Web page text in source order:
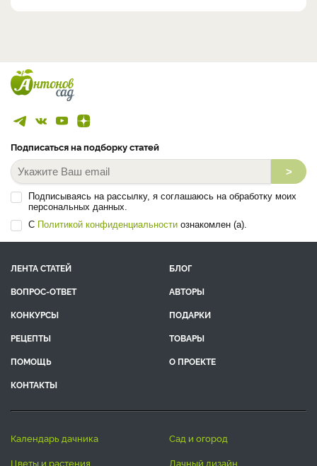
Подписаться на подборку статей
>
Подписываясь на рассылку, я соглашаюсь на обработку моих
персональных данных.
С Политикой конфиденциальности ознакомлен (а).
ЛЕНТА СТАТЕЙ
БЛОГ
ВОПРОС-ОТВЕТ
АВТОРЫ
КОНКУРСЫ
ПОДАРКИ
РЕЦЕПТЫ
ТОВАРЫ
ПОМОЩЬ
О ПРОЕКТЕ
КОНТАКТЫ
календарь дачника
сад и огород
цветы и растения
дачный дизайн